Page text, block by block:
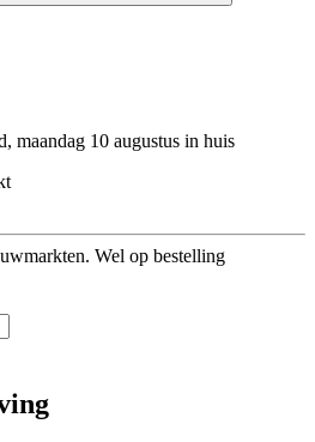
maandag 10 augustus in huis
Wel op bestelling